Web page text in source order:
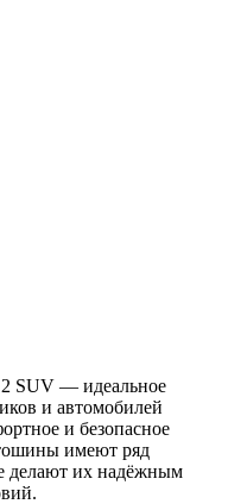
2 SUV — идеальное
и автомобилей
и безопасное
имеют ряд
делают их надёжным